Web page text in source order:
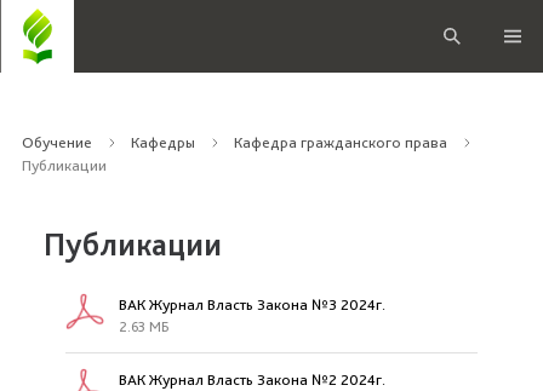
Обучение Кафедры
Кафедра гражданского права
Публикации
Публикации
ВАК Журнал Власть Закона №3 2024г.
2.63 МБ
ВАК Журнал Власть Закона №2 2024г.